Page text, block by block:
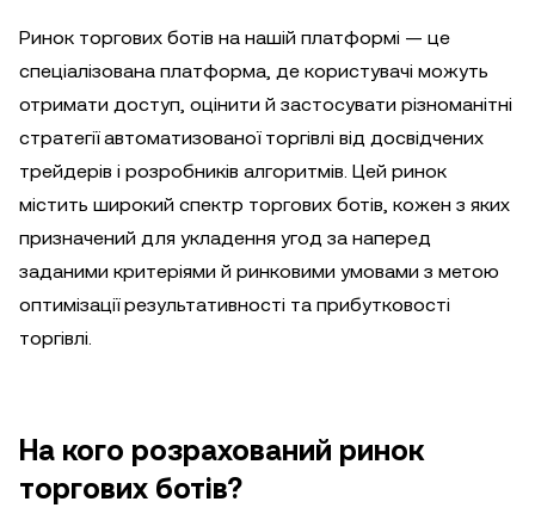
Ринок торгових ботів на нашій платформі — це
спеціалізована платформа, де користувачі можуть
отримати доступ, оцінити й застосувати різноманітні
стратегії автоматизованої торгівлі від досвідчених
трейдерів і розробників алгоритмів. Цей ринок
містить широкий спектр торгових ботів, кожен з яких
призначений для укладення угод за наперед
заданими критеріями й ринковими умовами з метою
оптимізації результативності та прибутковості
торгівлі.
На кого розрахований ринок
торгових ботів?